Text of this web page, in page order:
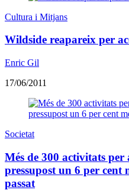
Cultura i Mitjans
Wildside reapareix per
Enric Gil
17/06/2011
Societat
Més de 300 activitats
pressupost un 6 per cent
passat